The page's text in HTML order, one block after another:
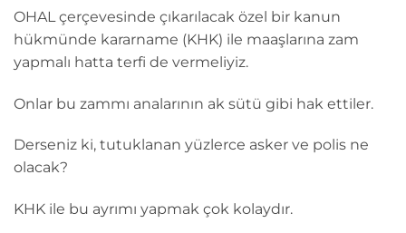
OHAL çerçevesinde çıkarılacak özel bir kanun
hükmünde kararname (KHK) ile maaşlarına zam
yapmalı hatta terfi de vermeliyiz.
Onlar bu zammı analarının ak sütü gibi hak ettiler.
Derseniz ki, tutuklanan yüzlerce asker ve polis ne
olacak?
KHK ile bu ayrımı yapmak çok kolaydır.